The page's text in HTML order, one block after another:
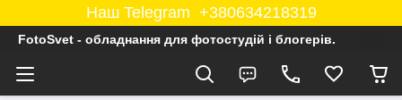
Наш Telegram +380634218319
FotoSvet - обладнання для фотостудій і блогерів.